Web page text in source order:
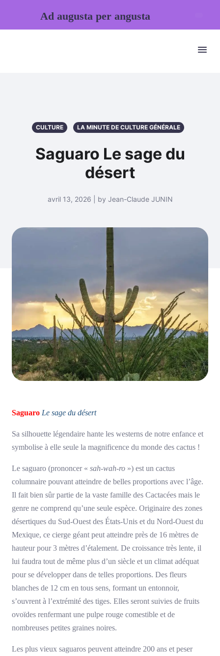
CULTURE LA MINUTE DE CULTURE GÉNÉRALE
Saguaro Le sage du
désert
avril 13, 2026 | by Jean-Claude JUNIN
Saguaro Le sage du désert
Sa silhouette légendaire hante les westerns de notre enfance et
symbolise à elle seule la magnificence du monde des cactus !
Le saguaro (prononcer « sah-wah-ro ») est un cactus
columnaire pouvant atteindre de belles proportions avec l’âge.
Il fait bien sûr partie de la vaste famille des Cactacées mais le
genre ne comprend qu’une seule espèce. Originaire des zones
désertiques du Sud-Ouest des États-Unis et du Nord-Ouest du
Mexique, ce cierge géant peut atteindre près de 16 mètres de
hauteur pour 3 mètres d’étalement. De croissance très lente, il
lui faudra tout de même plus d’un siècle et un climat adéquat
pour se développer dans de telles proportions. Des fleurs
blanches de 12 cm en tous sens, formant un entonnoir,
s’ouvrent à l’extrémité des tiges. Elles seront suivies de fruits
ovoïdes renfermant une pulpe rouge comestible et de
nombreuses petites graines noires.
Les plus vieux saguaros peuvent atteindre 200 ans et peser
Ad augusta per angusta